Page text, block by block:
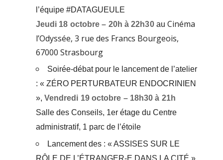
l’équipe#DATAGUEULE
Jeudi 18 octobre – 20h à 22h30au Cinéma
l’Odyssée, 3 rue des Francs Bourgeois,
67000 Strasbourg
Soirée-débat pour le lancement de l’atelier
: « ZÉRO PERTURBATEUR ENDOCRINIEN
», Vendredi 19 octobre – 18h30 à 21h
Salle des Conseils, 1er étage du Centre
administratif, 1 parc de l’étoile
Lancement des : « ASSISES SUR LE
RÔLE DE L’ÉTRANGER-E DANS LA CITÉ »